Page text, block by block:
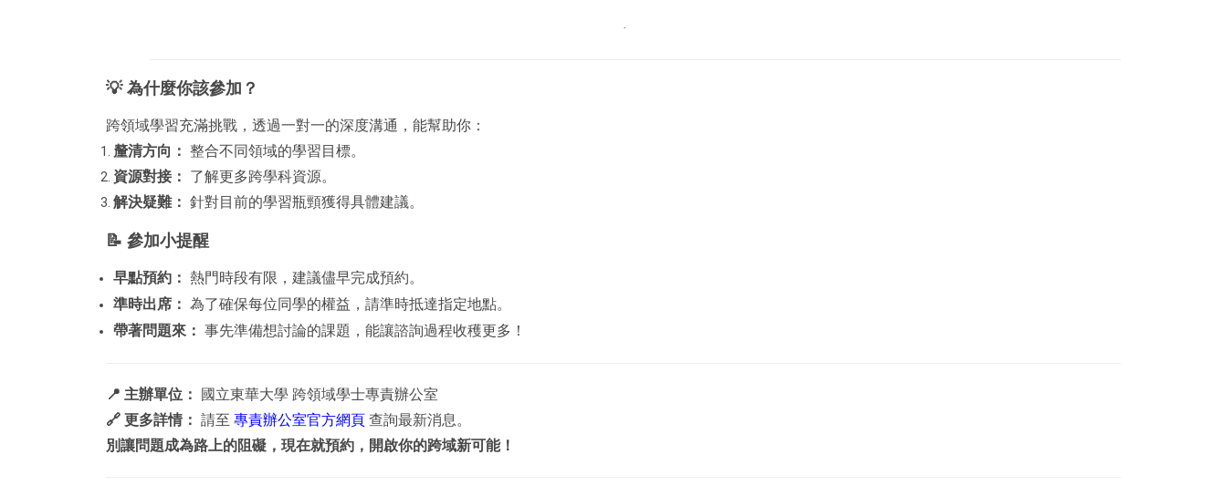
·
💡 為什麼你該參加？
跨領域學習充滿挑戰，透過一對一的深度溝通，能幫助你：
釐清方向： 整合不同領域的學習目標。
資源對接：
了解更多跨學科資源。
解決疑難： 針對目前的學習瓶頸獲得具體建議。
📝 參加小提醒
早點預約： 熱門時段有限，建議儘早完成預約。
準時出席： 為了確保每位同學的權益，請準時抵達指定地點。
帶著問題來： 事先準備想討論的課題，能讓諮詢過程收穫更多！
📍 主辦單位：
國立東華大學 跨領域學士專責辦公室
🔗 更多詳情： 請至 專責辦公室官方網頁 查詢最新消息。
別讓問題成為路上的阻礙，現在就預約，開啟你的跨域新可能！